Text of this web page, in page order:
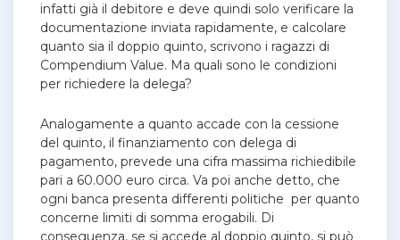
infatti già il debitore e deve quindi solo verificare la
documentazione inviata rapidamente, e calcolare
quanto sia il doppio quinto, scrivono i ragazzi di
Compendium Value. Ma quali sono le condizioni
per richiedere la delega?
Analogamente a quanto accade con la cessione
del quinto, il finanziamento con delega di
pagamento, prevede una cifra massima richiedibile
pari a 60.000 euro circa. Va poi anche detto, che
ogni banca presenta differenti politiche per quanto
concerne limiti di somma erogabili. Di
conseguenza, se si accede al doppio quinto, si può